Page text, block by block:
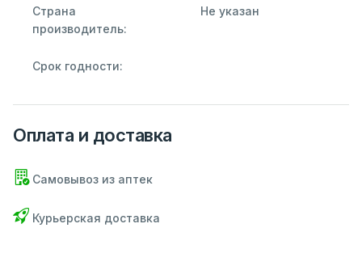
Страна
производитель:
Не указан
Срок годности:
Оплата и доставка
Самовывоз из аптек
Курьерская доставка